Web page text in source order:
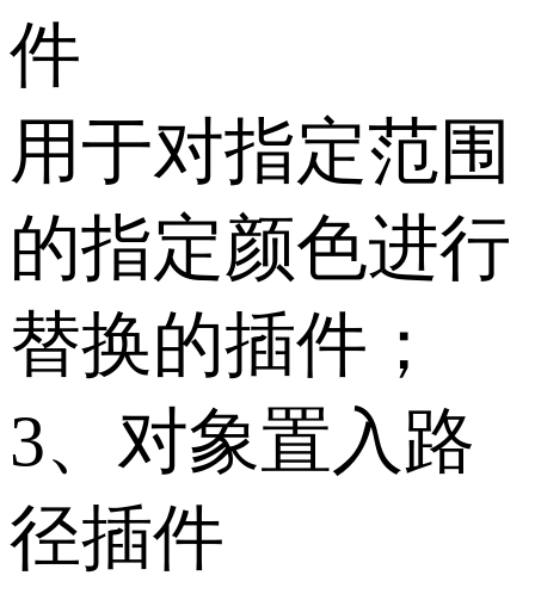
件
用于对指定范围
的指定颜色进行
替换的插件；
3、对象置入路
径插件